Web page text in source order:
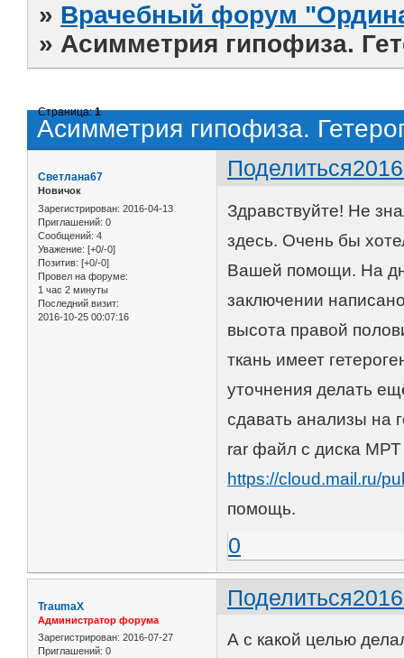
» Врачебный форум
» Асимметрия гипофиза.
Асимметрия гипофиза.
Страница:1
Поделиться
Светлана67
Новичок
Зарегистрирован: 2016-04-13
Приглашений: 0
Сообщений: 4
Уважение: [+0/-0]
Позитив: [+0/-0]
Провел на форуме:
1 час 2 минуты
Последний визит:
2016-10-25 00:07:16
Здравствуйте! Не
здесь. Очень бы
Вашей помощи. На
заключении
высота правой
ткань имеет
уточнения делать
сдавать анализы на
rar файл с диска МРТ
https://cloud.mail.ru/
помощь.
0
Поделиться
TraumaX
Администратор форума
Зарегистрирован: 2016-07-27
Приглашений: 0
А с какой целью